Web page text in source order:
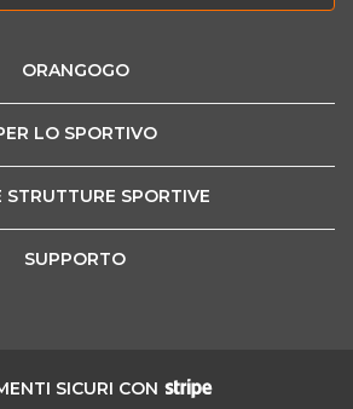
ORANGOGO
LO SPORTIVO
STRUTTURE SPORTIVE
SUPPORTO
SICURI CON